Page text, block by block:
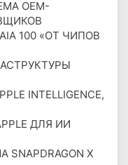
OEM-
100 «ОТ ЧИПОВ
INTELLIGENCE,
ДЛЯ ИИ
X